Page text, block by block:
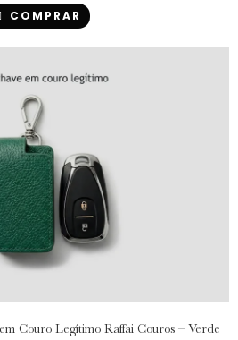
COMPRAR
Couro Legítimo Raffai Couros – Verde